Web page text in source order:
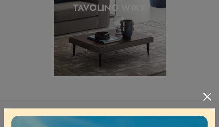
TAVOLINO WIKY
Complementi in cuoio